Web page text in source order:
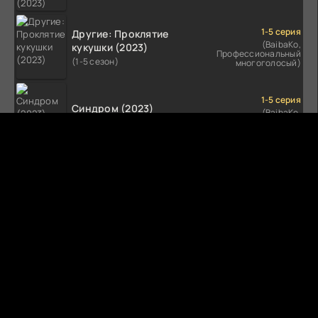
Другие: Проклятие
кукушки (2023)
(1-5 сезон)
1-5 серия
(BaibaKo,
Профессиональный
многоголосый)
Синдром (2023)
1-5 серия
(BaibaKo,